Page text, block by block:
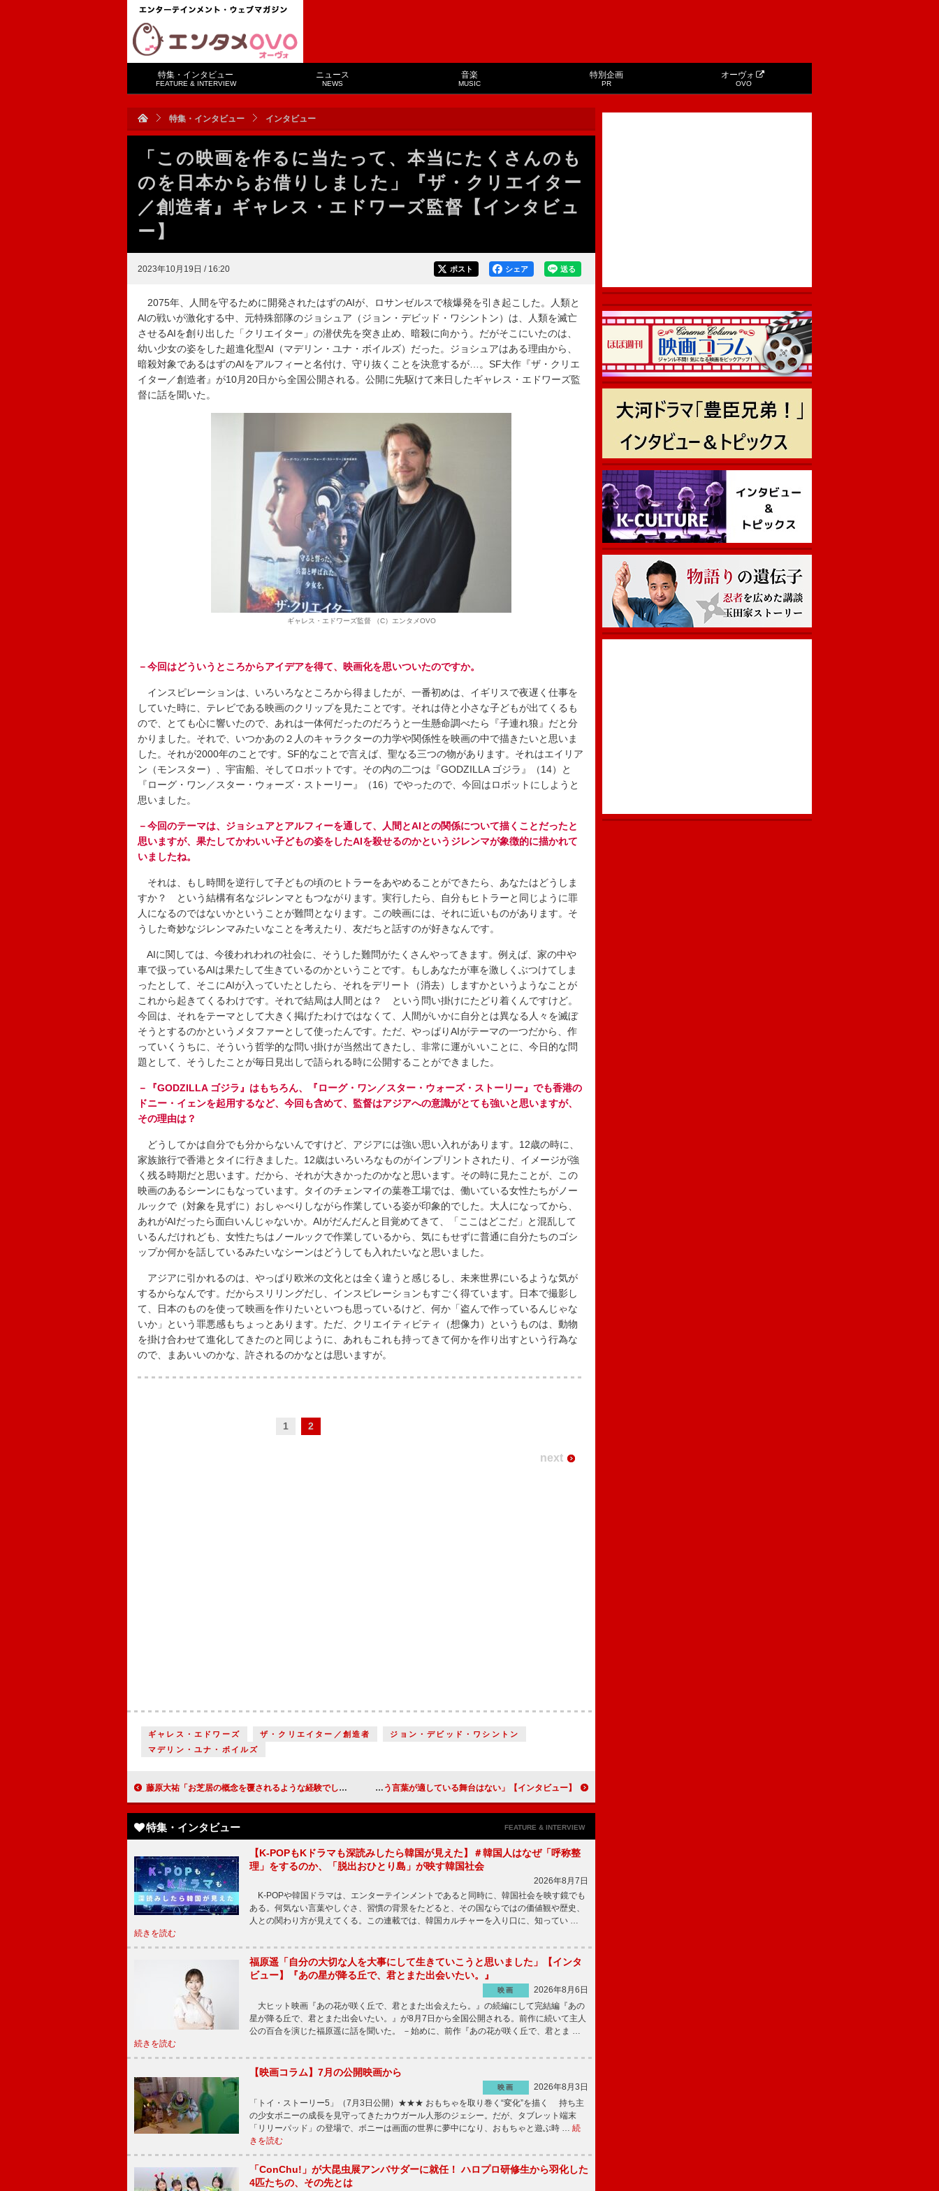
特集・インタビュー
FEATURE & INTERVIEW
ニュース
NEWS
音楽
MUSIC
特別企画
PR
オーヴォ
OVO
特集・インタビュー インタビュー
「この映画を作るに当たって、本当にたくさんのも
のを日本からお借りしました」『ザ・クリエイター
／創造者』ギャレス・エドワーズ監督【インタビュ
ー】
2023年10月19日 / 16:20 送る
シェア
ポスト
2075年、人間を守るために開発されたはずのAIが、ロサンゼルスで核爆発を引き起こした。人類と
AIの戦いが激化する中、元特殊部隊のジョシュア（ジョン・デビッド・ワシントン）は、人類を滅亡
させるAIを創り出した「クリエイター」の潜伏先を突き止め、暗殺に向かう。だがそこにいたのは、
幼い少女の姿をした超進化型AI（マデリン・ユナ・ボイルズ）だった。ジョシュアはある理由から、
暗殺対象であるはずのAIをアルフィーと名付け、守り抜くことを決意するが…。SF大作『ザ・クリエ
イター／創造者』が10月20日から全国公開される。公開に先駆けて来日したギャレス・エドワーズ監
督に話を聞いた。
ギャレス・エドワーズ監督 （C）エンタメOVO
－今回はどういうところからアイデアを得て、映画化を思いついたのですか。
インスピレーションは、いろいろなところから得ましたが、一番初めは、イギリスで夜遅く仕事を
していた時に、テレビである映画のクリップを見たことです。それは侍と小さな子どもが出てくるも
ので、とても心に響いたので、あれは一体何だったのだろうと一生懸命調べたら『子連れ狼』だと分
かりました。それで、いつかあの２人のキャラクターの力学や関係性を映画の中で描きたいと思いま
した。それが2000年のことです。SF的なことで言えば、聖なる三つの物があります。それはエイリア
ン（モンスター）、宇宙船、そしてロボットです。その内の二つは『GODZILLA ゴジラ』（14）と
『ローグ・ワン／スター・ウォーズ・ストーリー』（16）でやったので、今回はロボットにしようと
思いました。
－今回のテーマは、ジョシュアとアルフィーを通して、人間とAIとの関係について描くことだったと
思いますが、果たしてかわいい子どもの姿をしたAIを殺せるのかというジレンマが象徴的に描かれて
いましたね。
それは、もし時間を逆行して子どもの頃のヒトラーをあやめることができたら、あなたはどうしま
すか？ という結構有名なジレンマともつながります。実行したら、自分もヒトラーと同じように罪
人になるのではないかということが難問となります。この映画には、それに近いものがあります。そ
うした奇妙なジレンマみたいなことを考えたり、友だちと話すのが好きなんです。
AIに関しては、今後われわれの社会に、そうした難問がたくさんやってきます。例えば、家の中や
車で扱っているAIは果たして生きているのかということです。もしあなたが車を激しくぶつけてしま
ったとして、そこにAIが入っていたとしたら、それをデリート（消去）しますかというようなことが
これから起きてくるわけです。それで結局は人間とは？ という問い掛けにたどり着くんですけど。
今回は、それをテーマとして大きく掲げたわけではなくて、人間がいかに自分とは異なる人々を滅ぼ
そうとするのかというメタファーとして使ったんです。ただ、やっぱりAIがテーマの一つだから、作
っていくうちに、そういう哲学的な問い掛けが当然出てきたし、非常に運がいいことに、今日的な問
題として、そうしたことが毎日見出しで語られる時に公開することができました。
－『GODZILLA ゴジラ』はもちろん、『ローグ・ワン／スター・ウォーズ・ストーリー』でも香港の
ドニー・イェンを起用するなど、今回も含めて、監督はアジアへの意識がとても強いと思いますが、
その理由は？
どうしてかは自分でも分からないんですけど、アジアには強い思い入れがあります。12歳の時に、
家族旅行で香港とタイに行きました。12歳はいろいろなものがインプリントされたり、イメージが強
く残る時期だと思います。だから、それが大きかったのかなと思います。その時に見たことが、この
映画のあるシーンにもなっています。タイのチェンマイの葉巻工場では、働いている女性たちがノー
ルックで（対象を見ずに）おしゃべりしながら作業している姿が印象的でした。大人になってから、
あれがAIだったら面白いんじゃないか。AIがだんだんと目覚めてきて、「ここはどこだ」と混乱して
いるんだけれども、女性たちはノールックで作業しているから、気にもせずに普通に自分たちのゴシ
ップか何かを話しているみたいなシーンはどうしても入れたいなと思いました。
アジアに引かれるのは、やっぱり欧米の文化とは全く違うと感じるし、未来世界にいるような気が
するからなんです。だからスリリングだし、インスピレーションもすごく得ています。日本で撮影し
て、日本のものを使って映画を作りたいといつも思っているけど、何か「盗んで作っているんじゃな
いか」という罪悪感もちょっとあります。ただ、クリエイティビティ（想像力）というものは、動物
を掛け合わせて進化してきたのと同じように、あれもこれも持ってきて何かを作り出すという行為な
ので、まあいいのかな、許されるのかなとは思いますが。
1 2
next
ギャレス・エドワーズ ザ・クリエイター／創造者
ジョン・デビッド・ワシントン
マデリン・ユナ・ボイルズ
藤原大祐「お芝居の概念を覆されるような経験でした」進境著しい若手俳優が、初のホラー映画で新たなチャレンジ『リゾートバイト』【インタビュー】 門脇麦、「この舞台以上に“五感で楽しむ”という言葉が適している舞台はない」【インタビュー】
特集・インタビュー FEATURE & INTERVIEW
【K-POPもKドラマも深読みしたら韓国が見えた】＃韓国人はなぜ「呼称整
理」をするのか、「脱出おひとり島」が映す韓国社会
2026年8月7日
K-POPや韓国ドラマは、エンターテインメントであると同時に、韓国社会を映す鏡でも
ある。何気ない言葉やしぐさ、習慣の背景をたどると、その国ならではの価値観や歴史、
人との関わり方が見えてくる。この連載では、韓国カルチャーを入り口に、知ってい …
続きを読む
福原遥「自分の大切な人を大事にして生きていこうと思いました」【インタ
ビュー】『あの星が降る丘で、君とまた出会いたい。』
映画
2026年8月6日
大ヒット映画『あの花が咲く丘で、君とまた出会えたら。』の続編にして完結編『あの
星が降る丘で、君とまた出会いたい。』が8月7日から全国公開される。前作に続いて主人
公の百合を演じた福原遥に話を聞いた。 －始めに、前作『あの花が咲く丘で、君とま …
続きを読む
【映画コラム】7月の公開映画から
映画
2026年8月3日
「トイ・ストーリー5」（7月3日公開）★★★ おもちゃを取り巻く“変化”を描く 持ち主
の少女ボニーの成長を見守ってきたカウガール人形のジェシー。だが、タブレット端末
「リリーパッド」の登場で、ボニーは画面の世界に夢中になり、おもちゃと遊ぶ時 … 続
きを読む
「ConChu!」が大昆虫展アンバサダーに就任！ ハロプロ研修生から羽化した
4匹たちの、その先とは